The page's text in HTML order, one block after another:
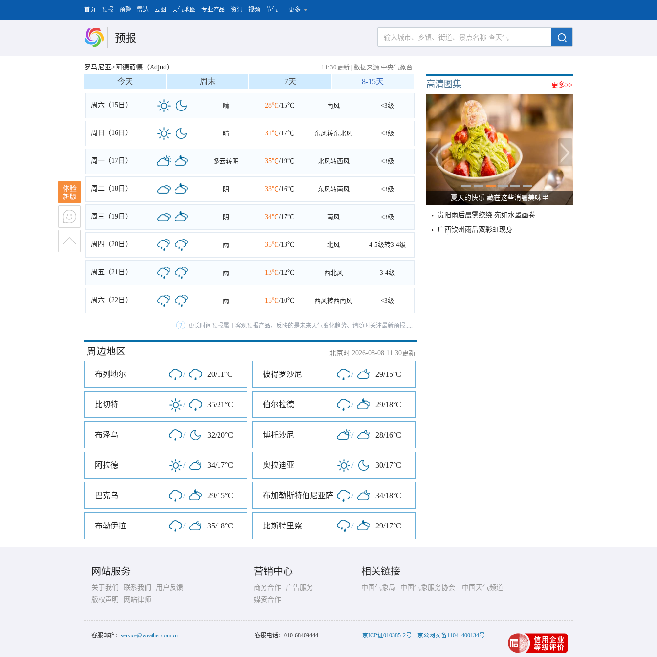
首页 预报 预警 雷达 云图 天气地图 专业产品 资讯 视频 节气 更多
预报
罗马尼亚>阿德茹德（Adjud） 11:30更新 | 数据来源 中央气象台
今天 周末 7天 8-15天
周六（15日） 晴 28℃/15℃ 南风 <3级
周日（16日） 晴 31℃/17℃ 东风转东北风 <3级
周一（17日） 多云转阴 35℃/19℃ 北风转西风 <3级
周二（18日） 阴 33℃/16℃ 东风转南风 <3级
周三（19日） 阴 34℃/17℃ 南风 <3级
周四（20日） 雨 35℃/13℃ 北风 4-5级转3-4级
周五（21日） 雨 13℃/12℃ 西北风 3-4级
周六（22日） 雨 15℃/10℃ 西风转西南风 <3级
更长时间预报属于客观预报产品，反映的是未来天气变化趋势、请随时关注最新预报.....
周边地区 北京时 2026-08-08 11:30更新
布列地尔 / 20/11°C 彼得罗沙尼 / 29/15°C
比切特 / 35/21°C 伯尔拉德 / 29/18°C
布泽乌 / 32/20°C 博托沙尼 / 28/16°C
阿拉德 / 34/17°C 奥拉迪亚 / 30/17°C
巴克乌 / 29/15°C 布加勒斯特伯尼亚萨 / 34/18°C
布勒伊拉 / 35/18°C 比斯特里察 / 29/17°C
更多>>
高清图集
夏天的快乐 藏在这些消暑美味里
贵阳雨后晨雾缭绕 宛如水墨画卷
广西钦州雨后双彩虹现身
网站服务
关于我们 联系我们
用户反馈
版权声明
网站律师
营销中心
商务合作
广告服务
媒资合作
相关链接
中国气象局 中国气象服务协会 中国天气频道
客服邮箱： service@weather.com.cn 客服电话： 010-68409444 京ICP证010385-2号 京公网安备11041400134号